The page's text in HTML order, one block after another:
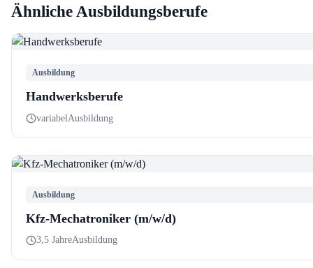
Ähnliche Ausbildungsberufe
Ausbildung
Handwerksberufe
variabelAusbildung
Ausbildung
Kfz-Mechatroniker (m/w/d)
3,5 JahreAusbildung